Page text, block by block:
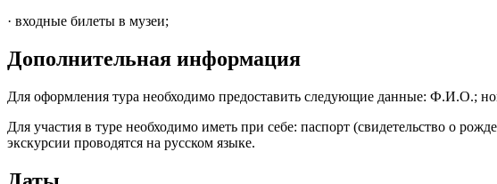
· входные билеты в музеи;
Дополнительная информация
Для оформления тура необходимо предоставить следующие данные: Ф.И.О.;
Для участия в туре необходимо иметь при себе: паспорт (свидетельство о
экскурсии проводятся на русском языке.